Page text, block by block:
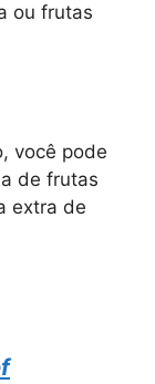
ou frutas
você pode
de frutas
extra de